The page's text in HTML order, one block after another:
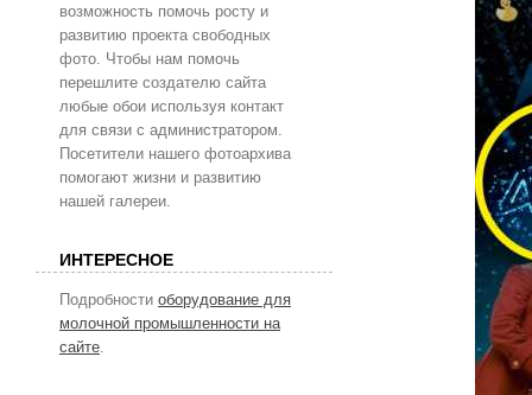
возможность помочь росту и
развитию проекта свободных
фото. Чтобы нам помочь
перешлите создателю сайта
любые обои используя контакт
для связи с администратором.
Посетители нашего фотоархива
помогают жизни и развитию
нашей галереи.
ИНТЕРЕСНОЕ
Подробности оборудование для
молочной промышленности на
сайте.